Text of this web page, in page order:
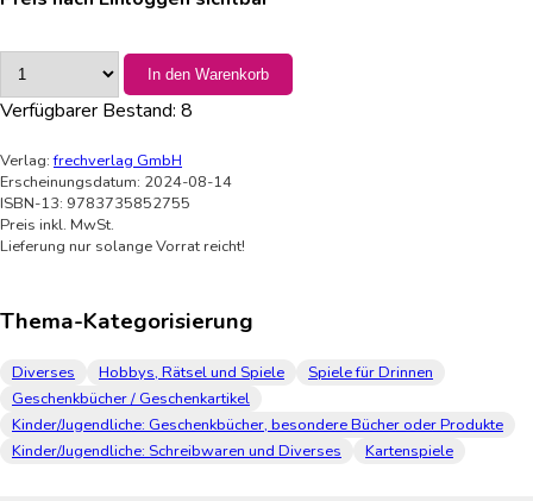
In den Warenkorb
Verfügbarer Bestand: 8
Verlag:frechverlag GmbH
Erscheinungsdatum: 2024-08-14
ISBN-13: 9783735852755
Preis inkl. MwSt.
Lieferung nur solange Vorrat reicht!
Thema-Kategorisierung
Diverses Hobbys, Rätsel und Spiele
Spiele für Drinnen
Geschenkbücher / Geschenkartikel
Kinder/Jugendliche: Geschenkbücher, besondere Bücher oder Produkte
Kinder/Jugendliche: Schreibwaren und Diverses
Kartenspiele